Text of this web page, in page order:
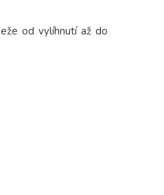
od vylíhnutí až do